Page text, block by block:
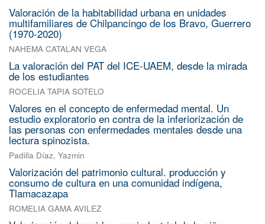
Valoración de la habitabilidad urbana en unidades
multifamiliares de Chilpancingo de los Bravo, Guerrero
(1970-2020)
NAHEMA CATALAN VEGA
La valoración del PAT del ICE-UAEM, desde la mirada
de los estudiantes
ROCELIA TAPIA SOTELO
Valores en el concepto de enfermedad mental. Un
estudio exploratorio en contra de la inferiorización de
las personas con enfermedades mentales desde una
lectura spinozista.
Padilla Díaz, Yazmin
Valorización del patrimonio cultural. producción y
consumo de cultura en una comunidad indígena,
Tlamacazapa
ROMELIA GAMA AVILEZ